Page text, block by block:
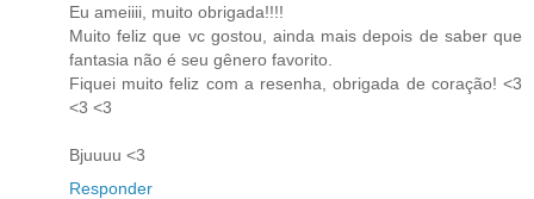
Eu ameiiii, muito obrigada!!!!
Muito feliz que vc gostou, ainda mais depois de saber que
fantasia não é seu gênero favorito.
Fiquei muito feliz com a resenha, obrigada de coração! <3
<3 <3
Bjuuuu <3
Responder